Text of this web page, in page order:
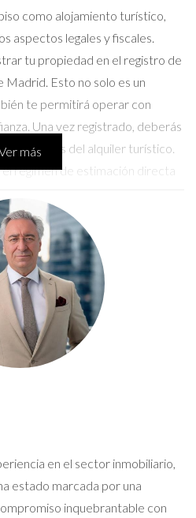
como alojamiento turístico,
aspectos legales y fiscales.
tu propiedad en el registro de
Madrid. Esto no solo es un
te permitirá operar con
Una vez registrado, deberás
a través del alquiler turístico.
régimen de estimación directa
Si optas por la estimación
como la limpieza, el mobiliario o
del IBI. Además, recuerda que
303 trimestralmente para el
No olvides llevar un control
esto facilitará tu declaración
de larga
este caso, los ingresos se
del capital inmobiliario. Es
de arrendamiento que
más
en el sector inmobiliario,
estado marcada por una
inquebrantable con